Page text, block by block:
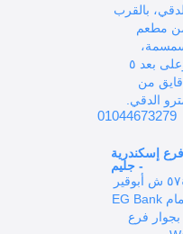
بالقرب
مطعم
وعلى بعد ٥
من
الدقي.
01044673279
فرع إسكندرية
- جليم
٥٧٤ ش أبوقير
أمام EG Bank
بجوار فرع